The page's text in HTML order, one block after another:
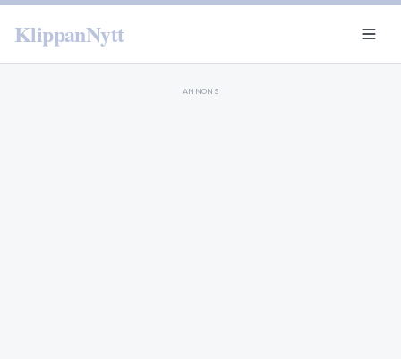
KlippanNytt
ANNONS